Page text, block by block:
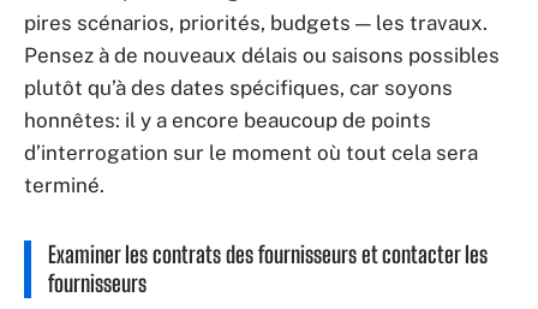
pires scénarios, priorités, budgets — les travaux.
Pensez à de nouveaux délais ou saisons possibles
plutôt qu’à des dates spécifiques, car soyons
honnêtes: il y a encore beaucoup de points
d’interrogation sur le moment où tout cela sera
terminé.
Examiner les contrats des fournisseurs et contacter les
fournisseurs